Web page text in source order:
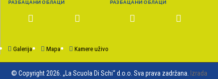
разбацани облаци разбацани облаци
Galerija Mapa Kamere uživo
© Copyright 2026. „La Scuola Di Schi“ d.o.o. Sva prava zadržana. Izrada